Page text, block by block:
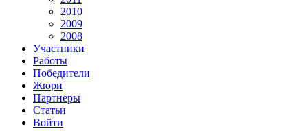
2010
2009
2008
Участники
Работы
Победители
Жюри
Партнеры
Статьи
Войти